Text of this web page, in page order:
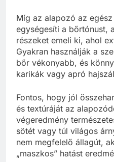
Míg az alapozó az
egységesíti a bőrtónust,
részeket emeli ki, ahol
Gyakran használják a
bőr vékonyabb, és
karikák vagy apró
Fontos, hogy jól
és textúráját az
végeredmény
sötét vagy túl világos
nem megfelelő állagút,
„maszkos” hatást